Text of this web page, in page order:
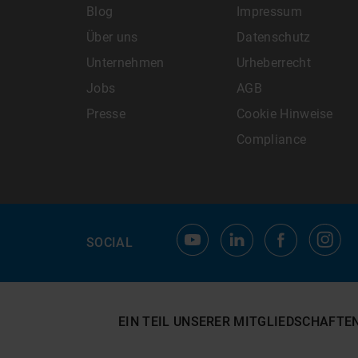
Blog
Über uns
Unternehmen
Jobs
Presse
Impressum
Datenschutz
Urheberrecht
AGB
Cookie Hinweise
Compliance
SOCIAL
EIN TEIL UNSERER